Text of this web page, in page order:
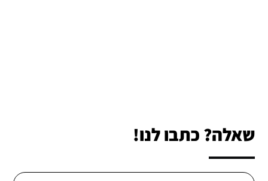
שאלה? כתבו לנו!